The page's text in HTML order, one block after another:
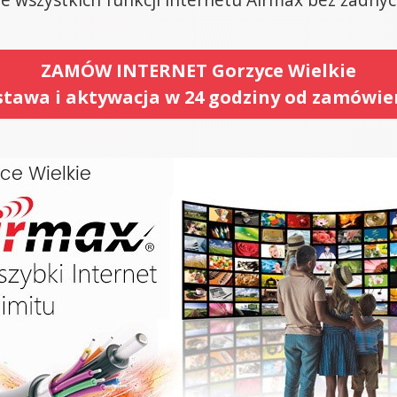
ZAMÓW INTERNET Gorzyce Wielkie
i aktywacja w 24 godziny od